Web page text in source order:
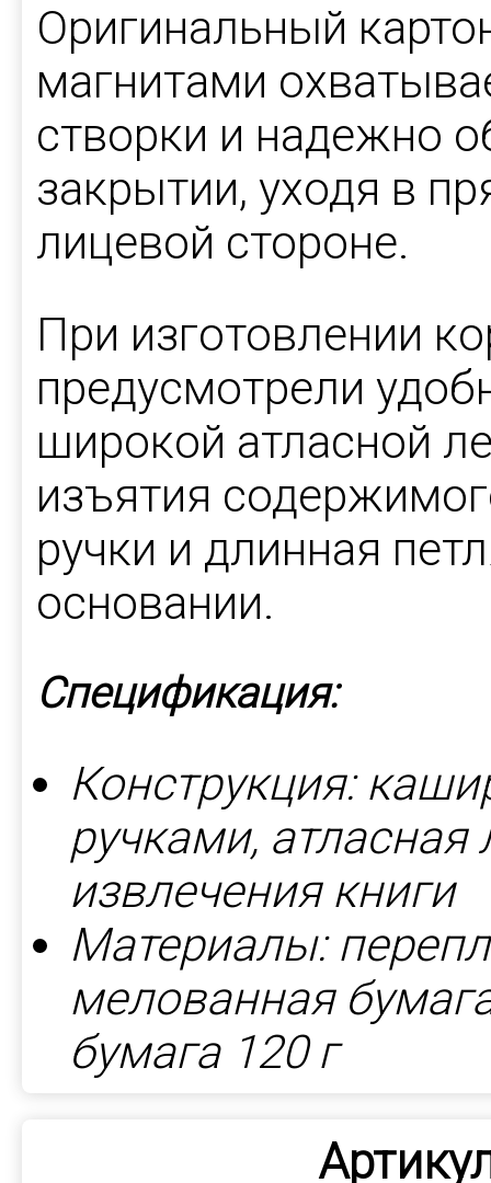
Оригинальный
магнитами
створки и надежно
закрытии, уходя в
лицевой стороне.
При изготовлении
предусмотрели
широкой атласной
изъятия
ручки и длинная
основании.
Спецификация:
Конструкция:
ручками, атласная
извлечения книги
Материалы:
мелованная
бумага 120 г